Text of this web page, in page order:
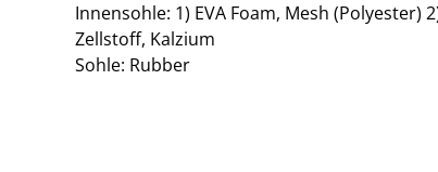
Innensohle: 1) EVA Foam, Mesh (Polyester)
Zellstoff, Kalzium
Sohle: Rubber